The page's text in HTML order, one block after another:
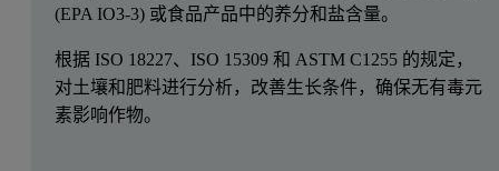
(EPA IO3-3) 或食品产品中的养分和盐含量。
根据 ISO 18227、ISO 15309 和 ASTM C1255 的规定，
对土壤和肥料进行分析，改善生长条件，确保无有毒元
素影响作物。